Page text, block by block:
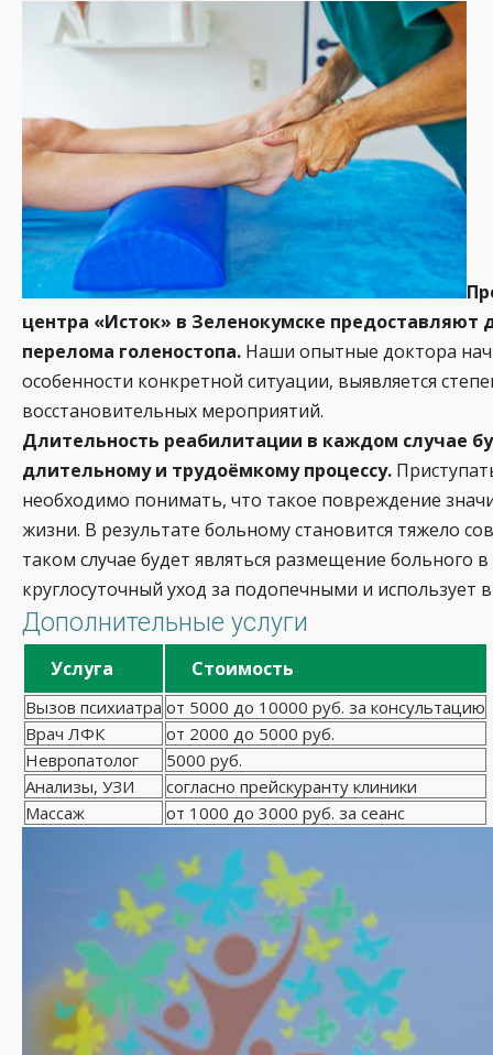
центра «Исток» в Зеленокумске
перелома голеностопа. Наши опытные доктора
особенности конкретной ситуации, выявляется
восстановительных мероприятий.
Длительность реабилитации в каждом случае
длительному и трудоёмкому процессу.
необходимо понимать, что такое повреждение
жизни. В результате больному становится тяжело
таком случае будет являться размещение больного
круглосуточный уход за подопечными и использует
Дополнительные услуги
Услуга Стоимость
Вызов психиатра от 5000 до 10000 руб. за консультацию
Врач ЛФК
от 2000 до 5000 руб.
Невропатолог
5000 руб.
Анализы, УЗИ
согласно прейскуранту клиники
Массаж
от 1000 до 3000 руб. за сеанс